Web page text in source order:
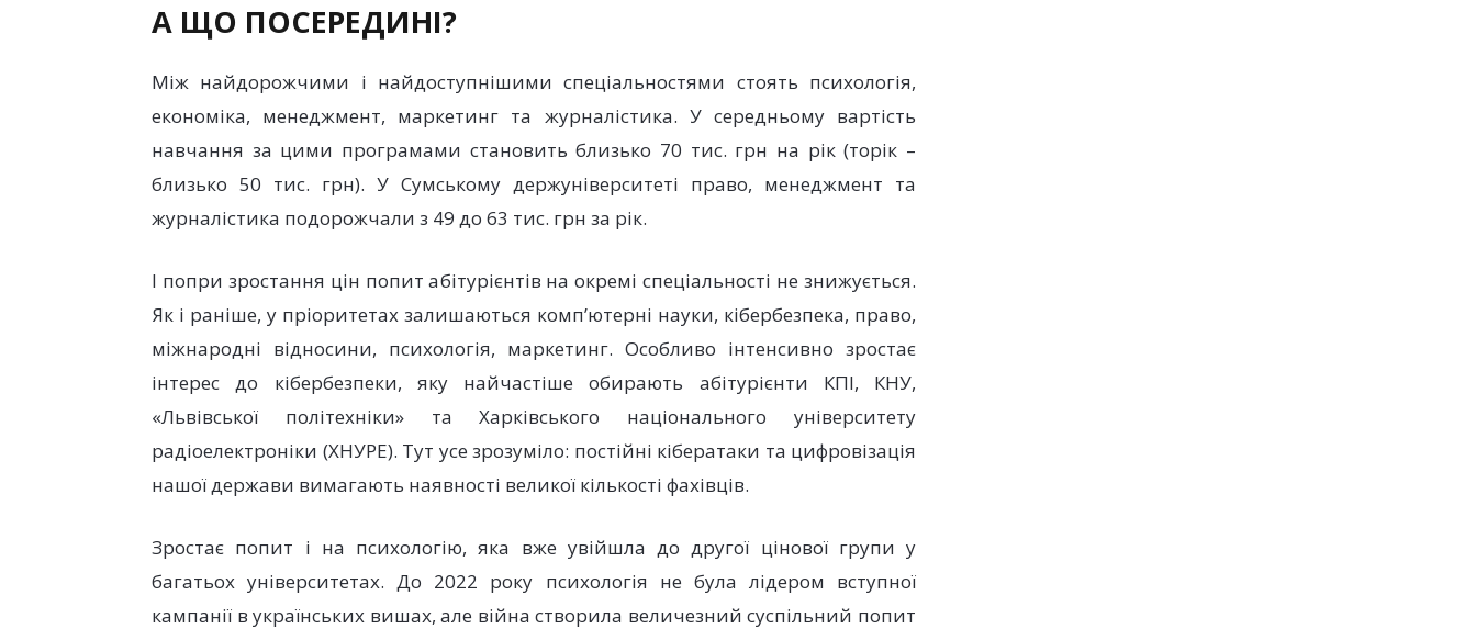
А ЩО ПОСЕРЕДИНІ?
Між найдорожчими і найдоступнішими спеціальностями стоять психологія,
економіка, менеджмент, маркетинг та журналістика. У середньому вартість
навчання за цими програмами становить близько 70 тис. грн на рік (торік –
близько 50 тис. грн). У Сумському держуніверситеті право, менеджмент та
журналістика подорожчали з 49 до 63 тис. грн за рік.
І попри зростання цін попит абітурієнтів на окремі спеціальності не знижується.
Як і раніше, у пріоритетах залишаються комп’ютерні науки, кібербезпека, право,
міжнародні відносини, психологія, маркетинг. Особливо інтенсивно зростає
інтерес до кібербезпеки, яку найчастіше обирають абітурієнти КПІ, КНУ,
«Львівської політехніки» та Харківського національного університету
радіоелектроніки (ХНУРЕ). Тут усе зрозуміло: постійні кібератаки та цифровізація
нашої держави вимагають наявності великої кількості фахівців.
Зростає попит і на психологію, яка вже увійшла до другої цінової групи у
багатьох університетах. До 2022 року психологія не була лідером вступної
кампанії в українських вишах, але війна створила величезний суспільний попит